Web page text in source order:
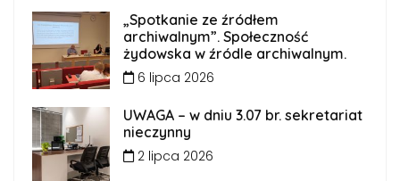
„Spotkanie ze źródłem
archiwalnym”. Społeczność
żydowska w źródle archiwalnym.
6 lipca 2026
UWAGA – w dniu 3.07 br. sekretariat
nieczynny
2 lipca 2026